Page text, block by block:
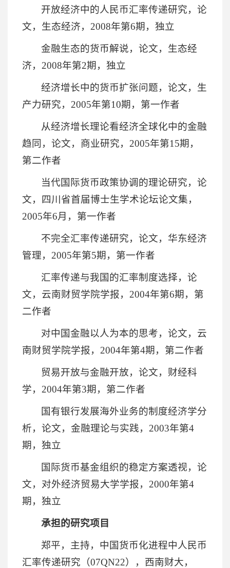
开放经济中的人民币汇率传递研究，论
文，生态经济，2008年第6期，独立
金融生态的货币解说，论文，生态经
济，2008年第2期，独立
经济增长中的货币扩张问题，论文，生
产力研究，2005年第10期，第一作者
从经济增长理论看经济全球化中的金融
趋同，论文，商业研究，2005年第15期，
第二作者
当代国际货币政策协调的理论研究，论
文，四川省首届博士生学术论坛论文集，
2005年6月，第一作者
不完全汇率传递研究，论文，华东经济
管理，2005年第5期，第一作者
汇率传递与我国的汇率制度选择，论
文，云南财贸学院学报，2004年第6期，第
二作者
对中国金融以人为本的思考，论文，云
南财贸学院学报，2004年第4期，第二作者
贸易开放与金融开放，论文，财经科
学，2004年第3期，第二作者
国有银行发展海外业务的制度经济学分
析，论文，金融理论与实践，2003年第4
期，独立
国际货币基金组织的稳定方案透视，论
文，对外经济贸易大学学报，2000年第4
期，独立
承担的研究项目
郑平，主持，中国货币化进程中人民币
汇率传递研究（07QN22），西南财大，